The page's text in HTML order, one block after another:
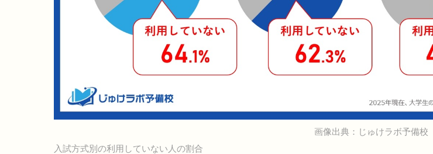
画像出典：じゅけラボ予備校
入試方式別の利用していない人の割合